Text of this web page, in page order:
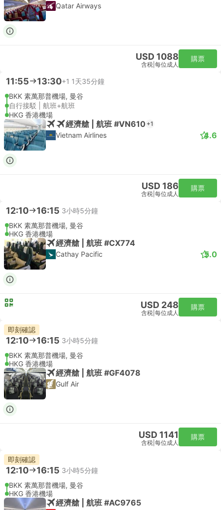
Qatar Airways
USD 1088
含税 每位成人
購票
11:55 13:30+1 1天35分鐘
BKK 素萬那普機場, 曼谷
自行接駁 | 航班+航班
HKG 香港機場
經濟艙 | 航班 #VN610 +1
Vietnam Airlines 4.6
USD 186
含税 每位成人
購票
12:10 16:15 3小時5分鐘
BKK 素萬那普機場, 曼谷
HKG 香港機場
經濟艙 | 航班 #CX774
Cathay Pacific 5.0
USD 248
含税 每位成人
購票
即刻確認
12:10 16:15 3小時5分鐘
BKK 素萬那普機場, 曼谷
HKG 香港機場
經濟艙 | 航班 #GF4078
Gulf Air
USD 1141
含税 每位成人
購票
即刻確認
12:10 16:15 3小時5分鐘
BKK 素萬那普機場, 曼谷
HKG 香港機場
經濟艙 | 航班 #AC9765